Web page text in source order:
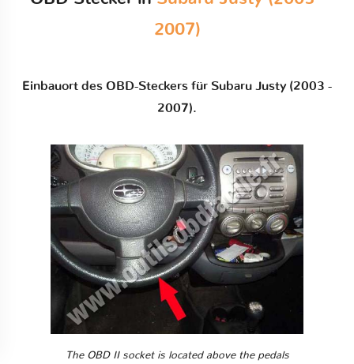
2007)
Einbauort des OBD-Steckers für Subaru Justy (2003 -
2007).
The OBD II socket is located above the pedals